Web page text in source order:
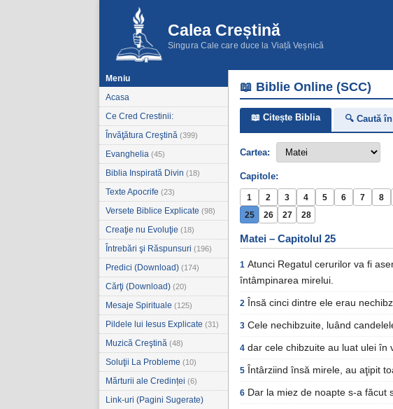
Calea Creștină
Singura Cale care duce la Viață Veșnică
Meniu
Acasa
Ce Cred Crestinii:
Învăţătura Creştină (399)
Evanghelia (45)
Biblia Inspirată Divin (18)
Texte Apocrife (23)
Versete Biblice Explicate (98)
Creaţie nu Evoluţie (18)
Întrebări şi Răspunsuri (196)
Predici (Download) (174)
Cărţi (Download) (20)
Mesaje Spirituale (125)
Pildele lui Iesus Explicate (31)
Muzică Creştină (48)
Soluţii La Probleme (10)
Mărturii ale Credinței (6)
Link-uri (Pagini Sugerate)
📖 Biblie Online (SCC)
📖 Citește Biblia 🔍 Caută
Cartea:
Capitole:
1 2 3 4 5 6 7 8
25
26 27 28
Matei – Capitolul 25
1 Atunci Regatul cerurilor va fi
întâmpinarea mirelui.
2 Însă cinci dintre ele erau
3 Cele nechibzuite, luând
4 dar cele chibzuite au luat ulei în
5 Întârziind însă mirele, au aţipit
6 Dar la miez de noapte s-a făcut